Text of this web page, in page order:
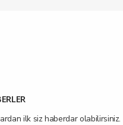
ilk siz haberdar olabilirsiniz.